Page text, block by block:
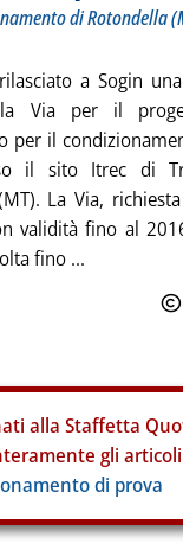
di Rotondella
a Sogin
Via per il
per il
il sito Itrec di
La Via,
validità fino al
fino ...
alla Staffetta
gli
di prova